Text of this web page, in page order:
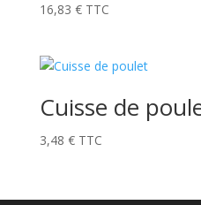
16,83 € TTC
Cuisse de
3,48 € TTC